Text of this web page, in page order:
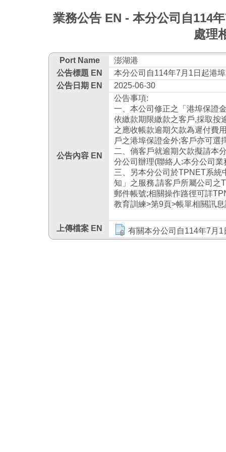
業務公告 EN - 本分公司自114
處理
Port Name
澎湖港
公告標題 EN
本分公司自114年7月1日起港
公告日期 EN
2025-06-30
公告內容 EN
公告事項:
一、本公司修正之「港埠保證
依繳款期限繳款之客戶,採取按
之應收帳款逾期欠款為遲付費
戶之港埠保證金外;客戶亦可選
二、倘客戶就逾期欠款擬請本
分公司辦理(聯絡人:本分公司
三、另本分公司於TPNET系統
知」之服務,請客戶所屬公司之
郵件帳號;相關操作路徑可詳
教育訓練>第9頁>帳單相關訊
上傳檔案 EN 有關本分公司自114年7月